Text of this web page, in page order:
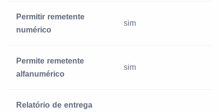
Permitir remetente
numérico
sim
Permite remetente
alfanumérico
sim
Relatório de entrega